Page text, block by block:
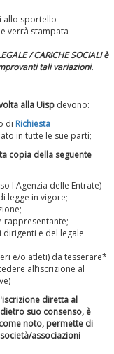
fare le
della stagione
allo sportello
verrà stampata
/ CARICHE SOCIALI è
tali variazioni.
alla Uisp devono:
di Richiesta
in tutte le sue parti;
copia della seguente
l'Agenzia delle Entrate)
legge in vigore;
rappresentante;
e del legale
e/o atleti) da tesserare*
all’iscrizione al
diretta al
suo consenso, è
noto, permette di
associazioni